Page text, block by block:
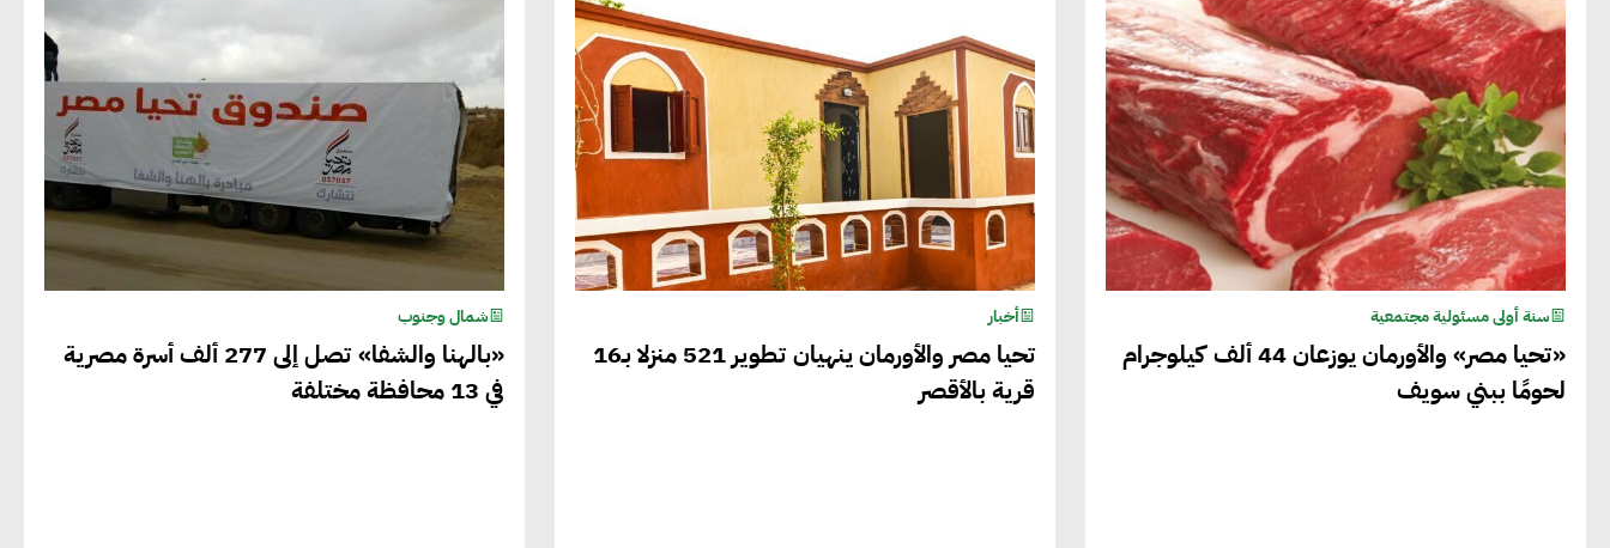
سنة أولى مسئولية مجتمعية
«تحيا مصر» والأورمان يوزعان 44 ألف كيلوجرام
لحومًا ببني سويف
أخبار
تحيا مصر والأورمان ينهيان تطوير 521 منزلا بـ16
قرية بالأقصر
شمال وجنوب
«بالهنا والشفا» تصل إلى 277 ألف أسرة مصرية
في 13 محافظة مختلفة